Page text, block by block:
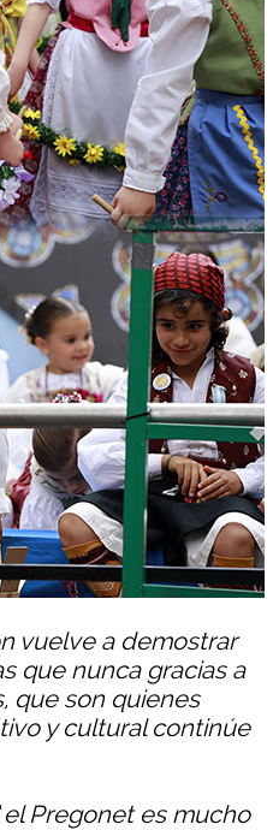
vuelve a demostrar
que nunca gracias a
que son quienes
y cultural continúe
el Pregonet es mucho